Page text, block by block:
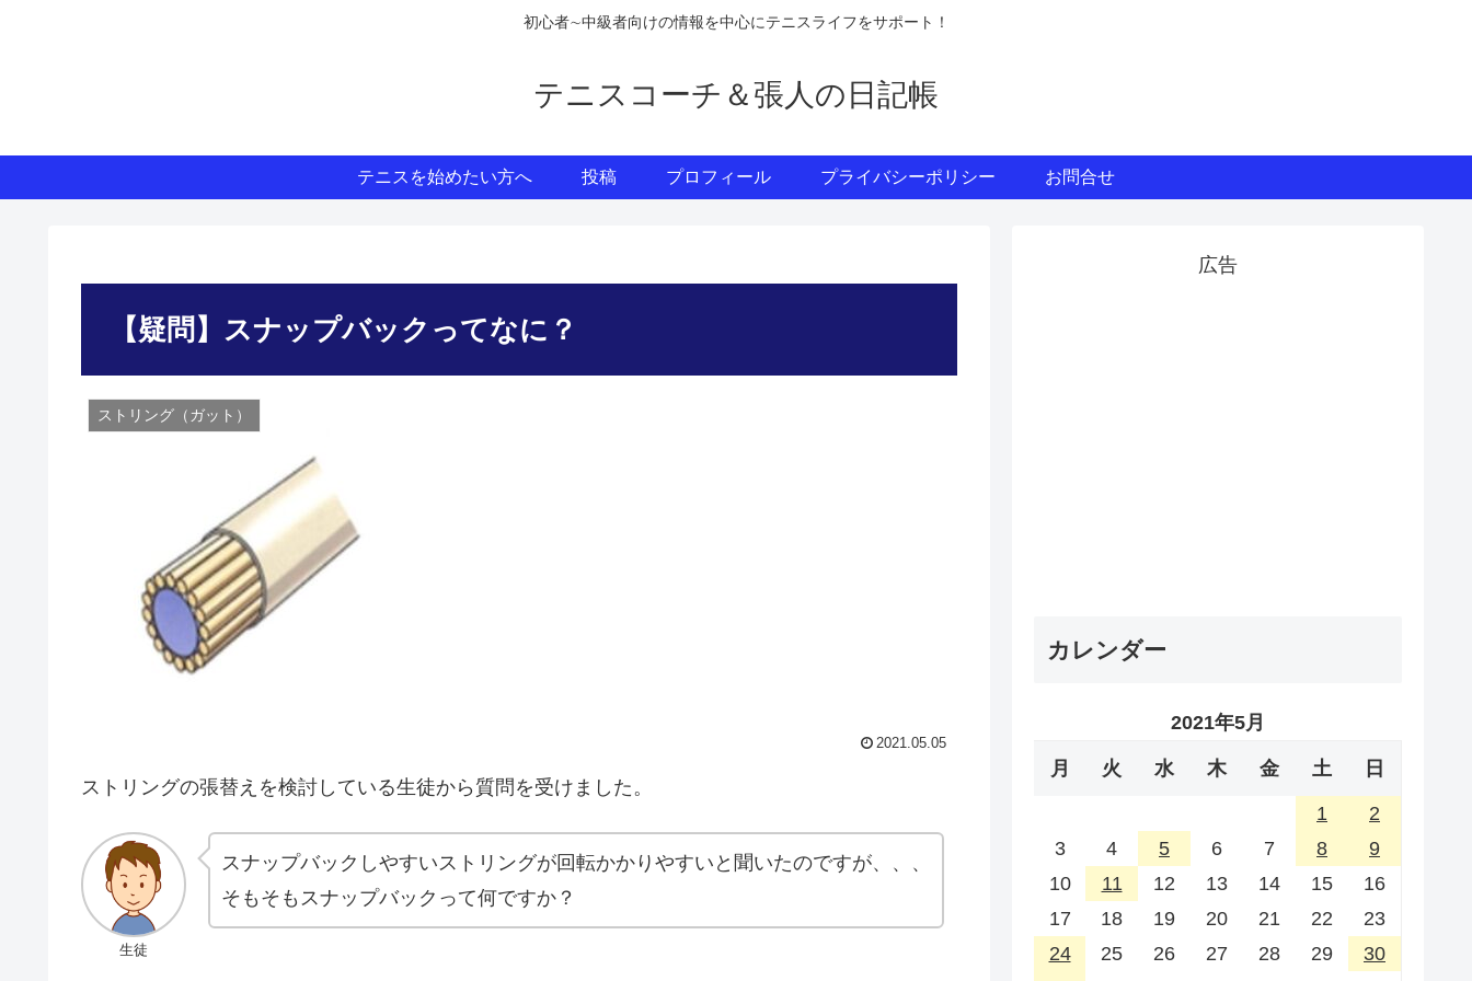
初心者∼中級者向けの情報を中心にテニスライフをサポート！
テニスコーチ＆張人の日記帳
テニスを始めたい方へ 投稿 プロフィール プライバシーポリシー お問合せ
【疑問】スナップバックってなに？
ストリング（ガット）
2021.05.05
ストリングの張替えを検討している生徒から質問を受けました。
生徒
スナップバックしやすいストリングが回転かかりやすいと聞いたのですが、、、
そもそもスナップバックって何ですか？
広告
カレンダー
2021年5月
月 火 水 木 金 土 日
1
2
3
4 5 6 7 8
9
10
11 12 13 14 15
16
17
18 19 20 21 22
23
24
25 26 27 28 29
30